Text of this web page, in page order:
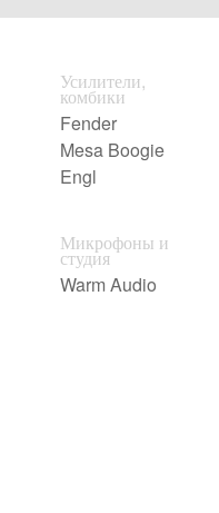
Усилители,
комбики
Fender
Mesa Boogie
Engl
Микрофоны и
студия
Warm Audio